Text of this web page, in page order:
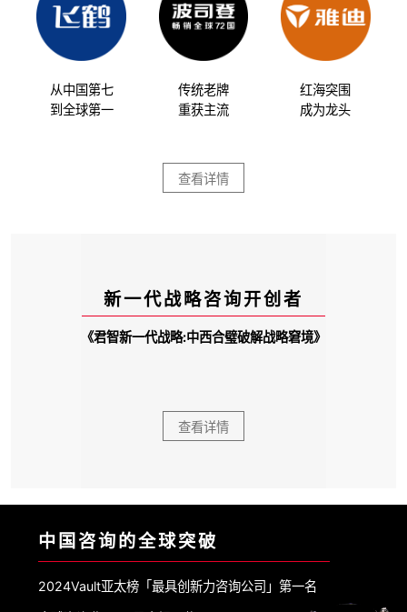
从中国第七
到全球第一
传统老牌
重获主流
红海突围
成为龙头
查看详情
新一代战略咨询开创者
《君智新一代战略:中西合璧破解战略窘境》
查看详情
中国咨询的全球突破
2024Vault亚太榜「最具创新力咨询公司」第一名